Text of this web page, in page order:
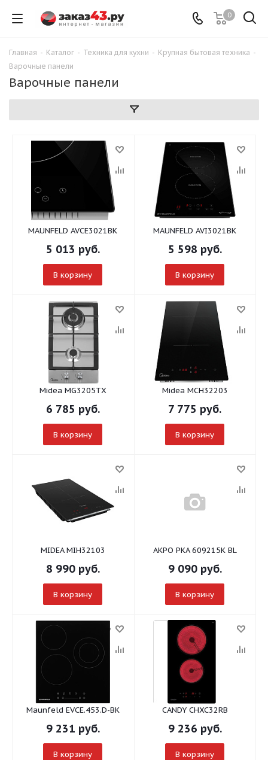
0
Главная - Каталог - Техника для кухни - Крупная бытовая техника -
Варочные панели
Варочные панели
MAUNFELD AVCE3021BK
5 013 руб.
В корзину
MAUNFELD AVI3021BK
5 598 руб.
В корзину
Midea MG3205TX
6 785 руб.
В корзину
Midea MCH32203
7 775 руб.
В корзину
MIDEA MIH32103
8 990руб.
В корзину
AKPO PKA 609215K BL
9 090руб.
В корзину
Maunfeld EVCE.453.D-BK
9 231 руб.
В корзину
CANDY CHXC32RB
9 236 руб.
В корзину